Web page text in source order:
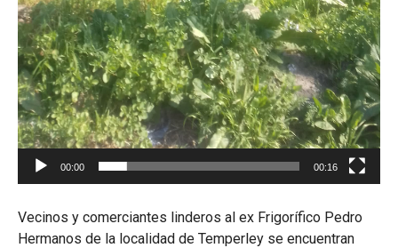
00:00 00:16
Vecinos y comerciantes linderos al ex Frigorífico Pedro
Hermanos de la localidad de Temperley se encuentran